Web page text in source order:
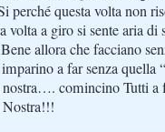
perché questa volta non
volta a giro si sente aria
allora che facciano
a far senza quella
nostra…. comincino Tutti
Nostra!!!